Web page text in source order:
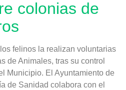
colonias de
felinos la realizan voluntarias
de Animales, tras su control
Municipio. El Ayuntamiento de
de Sanidad colabora con el